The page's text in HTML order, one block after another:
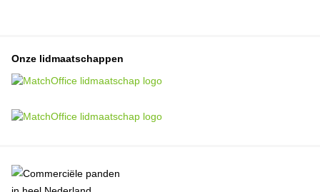
Onze lidmaatschappen